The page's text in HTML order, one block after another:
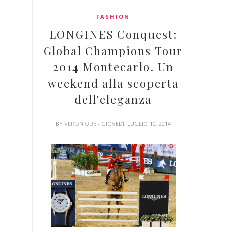
FASHION
LONGINES Conquest:
Global Champions Tour
2014 Montecarlo. Un
weekend alla scoperta
dell'eleganza
BY VERONIQUE - GIOVEDÌ, LUGLIO 10, 2014